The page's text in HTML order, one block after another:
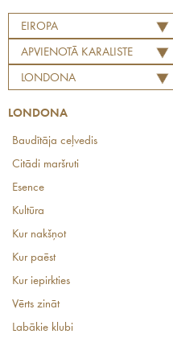
EIROPA
APVIENOTĀ KARALISTE
LONDONA
LONDONA
Baudītāja ceļvedis
Citādi maršruti
Esence
Kultūra
Kur nakšņot
Kur paēst
Kur iepirkties
Vērts zināt
Labākie klubi